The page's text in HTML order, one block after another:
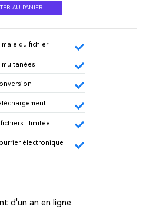
AU PANIER
du fichier
illimitée
électronique
d'un an en ligne